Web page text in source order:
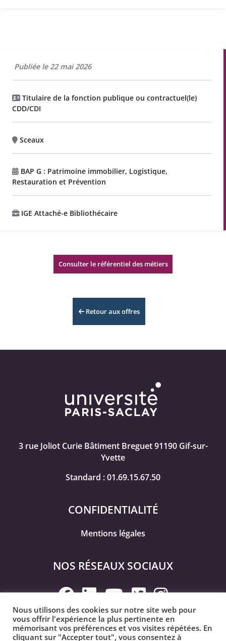
Publiée le 22 mai 2026
Titulaire de la fonction publique ou contractuel(le)
CDD/CDI
Sceaux
BAP G : Patrimoine immobilier, Logistique,
Restauration et Prévention
IGE Attaché-e Bibliothécaire
Consulter le référentiel des métiers
Retour aux offres
3 rue Joliot Curie Bâtiment Breguet 91190 Gif-sur-
Yvette
Standard : 01.69.15.67.50
CONFIDENTIALITÉ
Mentions légales
NOS RÉSEAUX SOCIAUX
L'Université Paris-Saclay est membre des réseaux
LERU,CESAERetEUA
Nous utilisons des cookies sur notre site web pour
vous offrir l'expérience la plus pertinente en
mémorisant vos préférences et vos visites répétées. En
cliquant sur "Accepter tout", vous consentez à